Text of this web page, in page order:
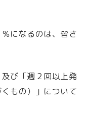
になるのは、皆さ
び「週２回以上発
もの）」について